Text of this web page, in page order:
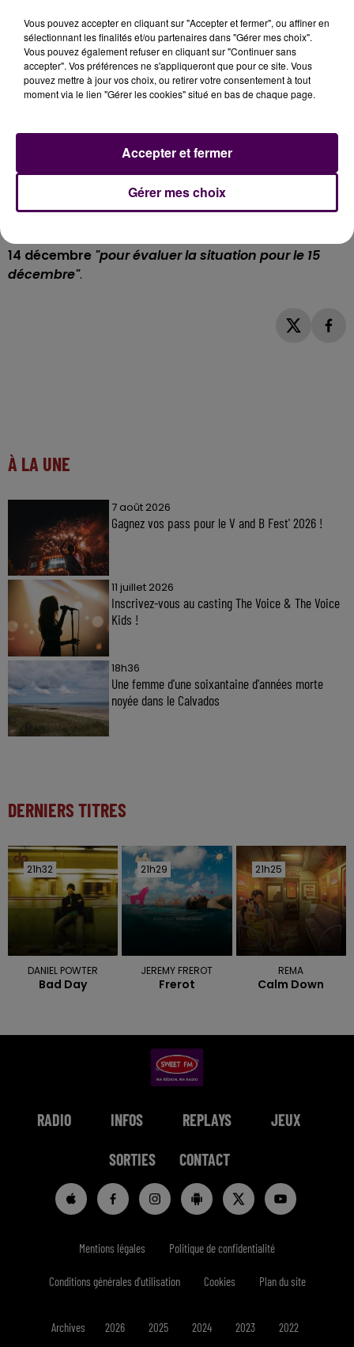
MAINE-ET-LOIRE
Transports scolaires suspendus toute la journée sur
les pôles Segré, Sablé-sur-Sarthe, Pouancé, La Flèche,
Châteauneuf-sur-Sarthe et Durtal, ainsi que pour le
de Bouillé-Ménard et Bourg-l’Evêque ; lignes régulières
et transports à la demande maintenus.
Les services de Météo France insistent sur la situation
de cet épisode d'intempéries : le
Conseil régional en prend acte et promet"un
14 décembre "pour évaluer la situation pour le 15
décembre".
À LA UNE
7 août 2026
Gagnez vos pass pour le V and B Fest' 2026 !
11 juillet 2026
Inscrivez-vous au casting The Voice & The Voice
Kids !
18h36
Une femme d'une soixantaine d'années morte
noyée dans le Calvados
DERNIERS TITRES
21h32
21h32
DANIEL POWTER
Bad Day
21h29
21h29
JEREMY FREROT
Frerot
21h25
21h25
REMA
Calm Down
RADIO INFOS REPLAYS JEUX
SORTIES CONTACT
Mentions légales Politique de confidentialité
Conditions générales d'utilisation Cookies Plan du site
Archives 2026 2025 2024 2023 2022
Vous pouvez accepter en cliquant sur "Accepter et fermer", ou affiner en
sélectionnant les finalités et/ou partenaires dans "Gérer mes choix".
Vous pouvez également refuser en cliquant sur "Continuer sans
accepter". Vos préférences ne s'appliqueront que pour ce site. Vous
pouvez mettre à jour vos choix, ou retirer votre consentement à tout
moment via le lien "Gérer les cookies" situé en bas de chaque page.
Gérer mes choix
Accepter et fermer